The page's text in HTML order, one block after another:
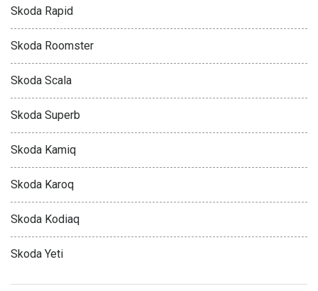
Skoda Rapid
Skoda Roomster
Skoda Scala
Skoda Superb
Skoda Kamiq
Skoda Karoq
Skoda Kodiaq
Skoda Yeti